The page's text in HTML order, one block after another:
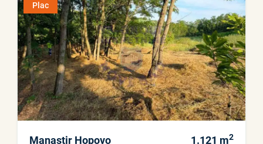
Plac
Manastir Hopovo 1.121 m2